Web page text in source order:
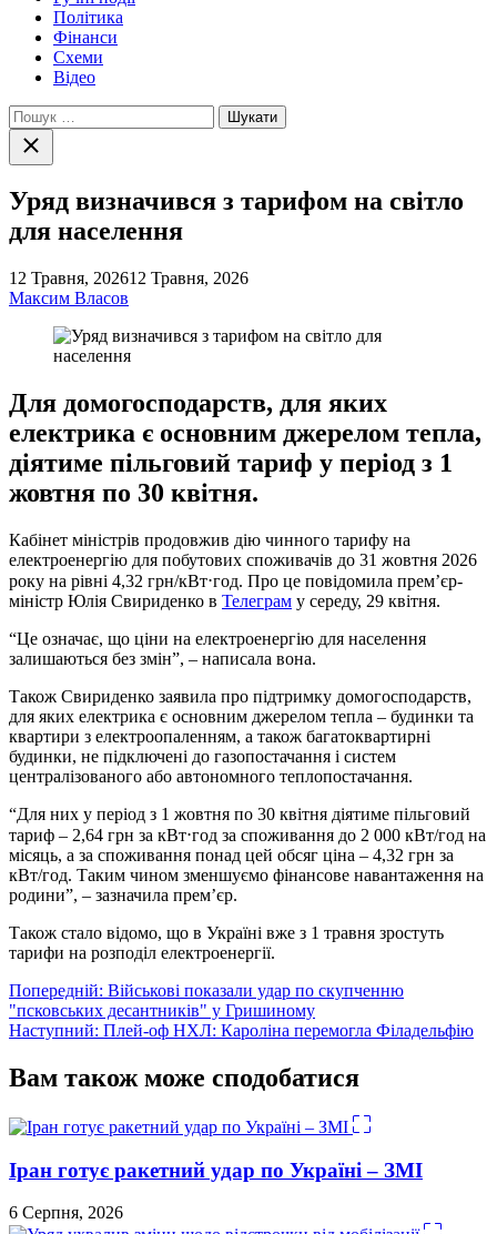
Політика
Фінанси
Схеми
Відео
Пошук:
Закрити
пошук
Уряд визначився з тарифом на світло
для населення
12 Травня, 202612 Травня, 2026
Максим Власов
Для домогосподарств, для яких
електрика є основним джерелом тепла,
діятиме пільговий тариф у період з 1
жовтня по 30 квітня.
Кабінет міністрів продовжив дію чинного тарифу на
електроенергію для побутових споживачів до 31 жовтня 2026
року на рівні 4,32 грн/кВт⋅год. Про це повідомила прем’єр-
міністр Юлія Свириденко в Телеграм у середу, 29 квітня.
“Це означає, що ціни на електроенергію для населення
залишаються без змін”, – написала вона.
Також Свириденко заявила про підтримку домогосподарств,
для яких електрика є основним джерелом тепла – будинки та
квартири з електроопаленням, а також багатоквартирні
будинки, не підключені до газопостачання і систем
централізованого або автономного теплопостачання.
“Для них у період з 1 жовтня по 30 квітня діятиме пільговий
тариф – 2,64 грн за кВт⋅год за споживання до 2 000 кВт/год на
місяць, а за споживання понад цей обсяг ціна – 4,32 грн за
кВт/год. Таким чином зменшуємо фінансове навантаження на
родини”, – зазначила прем’єр.
Також стало відомо, що в Україні вже з 1 травня зростуть
тарифи на розподіл електроенергії.
Навігація
записів
Попередній: Військові показали удар по скупченню
"псковських десантників" у Гришиному
Наступний: Плей-оф НХЛ: Кароліна перемогла Філадельфію
Вам також може сподобатися
Іран готує ракетний удар по Україні – ЗМІ
6 Серпня, 2026